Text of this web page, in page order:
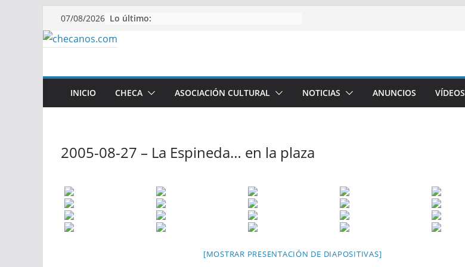
Saltar
al
contenido
07/08/2026 Lo último:
INICIO CHECA ASOCIACIÓN CULTURAL NOTICIAS ANUNCIOS VÍDEOS
2005-08-27 – La Espineda… en la plaza
[MOSTRAR PRESENTACIÓN DE DIAPOSITIVAS]